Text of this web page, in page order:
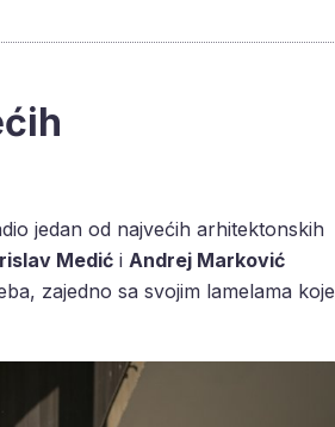
jedan od najvećih arhitektonskih
Medić i Andrej Marković
zajedno sa svojim lamelama koje